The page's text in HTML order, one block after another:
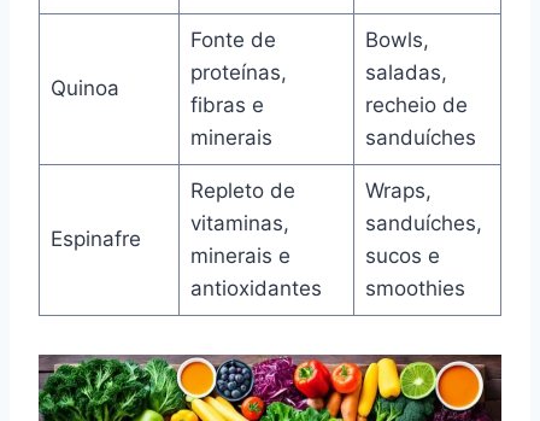
Quinoa
Fonte de
proteínas,
fibras e
minerais
Bowls,
saladas,
recheio de
sanduíches
Espinafre
Repleto de
vitaminas,
minerais e
antioxidantes
Wraps,
sanduíches,
sucos e
smoothies